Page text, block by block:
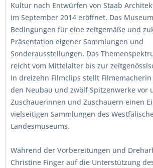
Kultur nach Entwürfen von Staab
im September 2014 eröffnet. Das
Bedingungen für eine zeitgemäße und
Präsentation eigener Sammlungen und
Sonderausstellungen. Das
reicht vom Mittelalter bis zur
In dreizehn Filmclips stellt
den Neubau und zwölf Spitzenwerke vor
Zuschauerinnen und Zuschauern einen
vielseitigen Sammlungen des
Landesmuseums.
Während der Vorbereitungen und
Christine Finger auf die Unterstützung